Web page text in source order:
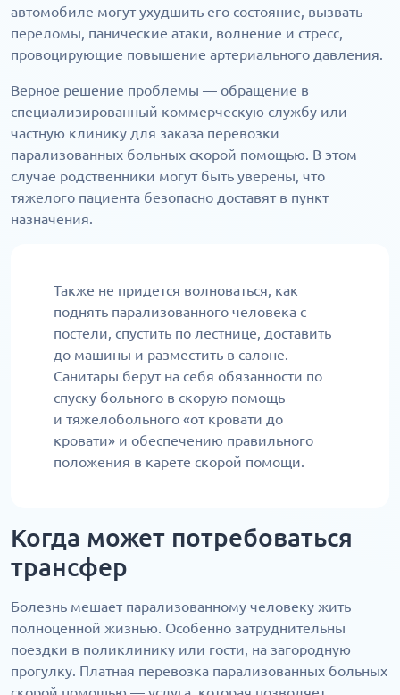
автомобиле могут ухудшить его состояние, вызвать
переломы, панические атаки, волнение и стресс,
провоцирующие повышение артериального давления.
Верное решение проблемы — обращение в
специализированный коммерческую службу или
частную клинику для заказа перевозки
парализованных больных скорой помощью. В этом
случае родственники могут быть уверены, что
тяжелого пациента безопасно доставят в пункт
назначения.
Также не придется волноваться, как
поднять парализованного человека с
постели, спустить по лестнице, доставить
до машины и разместить в салоне.
Санитары берут на себя обязанности по
спуску больного в скорую помощь
и тяжелобольного «от кровати до
кровати» и обеспечению правильного
положения в карете скорой помощи.
Когда может потребоваться
трансфер
Болезнь мешает парализованному человеку жить
полноценной жизнью. Особенно затруднительны
поездки в поликлинику или гости, на загородную
прогулку. Платная перевозка парализованных больных